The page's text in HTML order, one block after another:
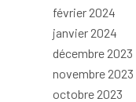
février 2024
janvier 2024
décembre 2023
novembre 2023
octobre 2023